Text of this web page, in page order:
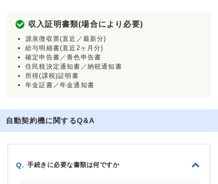
収入証明書類(場合により必要)
源泉徴収票(直近／最新分)
給与明細書(直近2ヶ月分)
確定申告書／青色申告書
住民税決定通知書／納税通知書
所得(課税)証明書
年金証書／年金通知書
自動契約機に関するQ&A
Q. 手続きに必要な書類は何ですか